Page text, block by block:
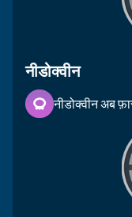
नीडोक्वीन
नीडोक्वीन अब